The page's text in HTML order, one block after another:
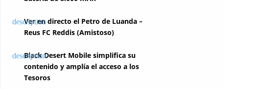
Ver en directo el Petro de Luanda –
Reus FC Reddis (Amistoso)
Black Desert Mobile simplifica su
contenido y amplía el acceso a los
Tesoros